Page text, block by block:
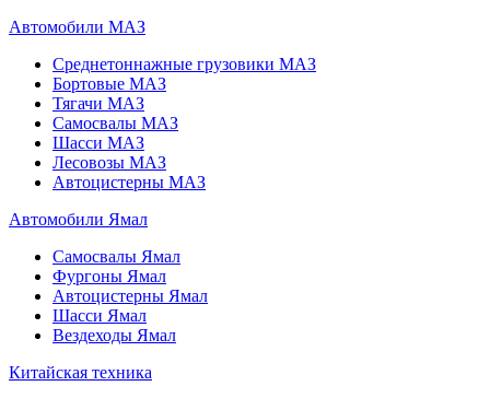
Автомобили МАЗ
Среднетоннажные грузовики МАЗ
Бортовые МАЗ
Тягачи МАЗ
Самосвалы МАЗ
Шасси МАЗ
Лесовозы МАЗ
Автоцистерны МАЗ
Автомобили Ямал
Самосвалы Ямал
Фургоны Ямал
Автоцистерны Ямал
Шасси Ямал
Вездеходы Ямал
Китайская техника